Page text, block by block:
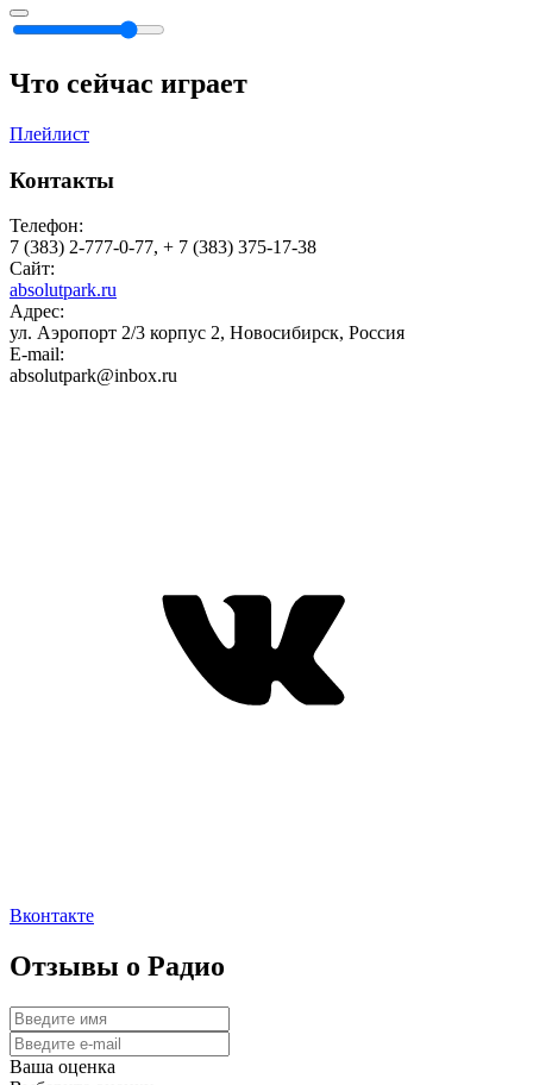
Что сейчас играет
Плейлист
Контакты
Телефон:
7 (383) 2-777-0-77, + 7 (383) 375-17-38
Сайт:
absolutpark.ru
Адрес:
ул. Аэропорт 2/3 корпус 2, Новосибирск, Россия
E-mail:
absolutpark@inbox.ru
Вконтакте
Отзывы о Радио
Ваша оценка